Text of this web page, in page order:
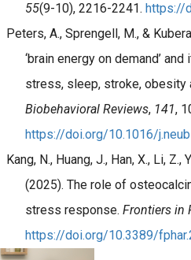
55(9-10), 2216-2241. https://
Peters, A., Sprengell, M., &
‘brain energy on demand’
stress, sleep, stroke, obesity
Biobehavioral Reviews, 141,
https://doi.org/10.1016/
Kang, N., Huang, J., Han, X., Li, Z.,
(2025). The role of
stress response. Frontiers in
https://doi.org/10.3389/